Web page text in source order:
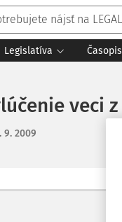
Legislatíva
veci
9. 2009